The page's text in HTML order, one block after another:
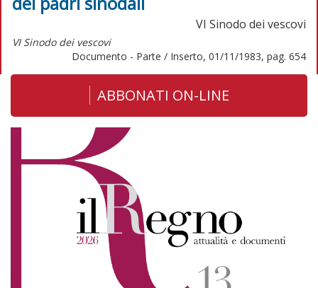
VI Sinodo dei vescovi
VI Sinodo dei vescovi
Documento - Parte / Inserto, 01/11/1983, pag. 654
ABBONATI ON-LINE